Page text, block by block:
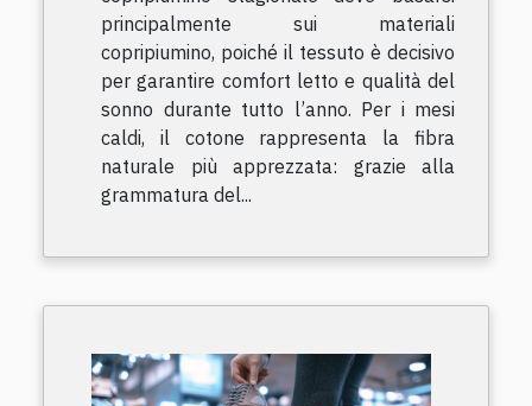
principalmente sui materiali
copripiumino, poiché il tessuto è decisivo
per garantire comfort letto e qualità del
sonno durante tutto l’anno. Per i mesi
caldi, il cotone rappresenta la fibra
naturale più apprezzata: grazie alla
grammatura del...